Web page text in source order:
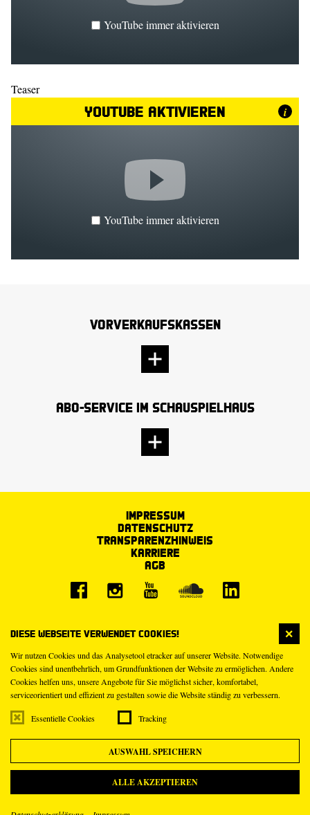
Diese Webseite verwendet Cookies!
Wir nutzen Cookies und das Analysetool etracker auf unserer Website. Notwendige
Cookies sind unentbehrlich, um Grundfunktionen der Website zu ermöglichen. Andere
Cookies helfen uns, unsere Angebote für Sie möglichst sicher, komfortabel,
serviceorientiert und effizient zu gestalten sowie die Website ständig zu verbessern.
Essentielle Cookies Tracking
AUSWAHL SPEICHERN
ALLE AKZEPTIEREN
YouTube immer aktivieren
Teaser
YouTube aktivieren i
YouTube immer aktivieren
Vorverkaufskassen
Abo-Service im Schauspielhaus
Impressum
Datenschutz
Transparenzhinweis
Karriere
AGB